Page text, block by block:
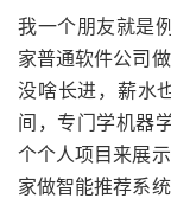
我一个朋友就是
家普通软件公司
没啥长进，薪水
间，专门学机器
个个人项目来展
家做智能推荐系